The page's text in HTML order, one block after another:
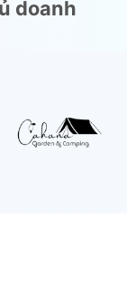
doanh